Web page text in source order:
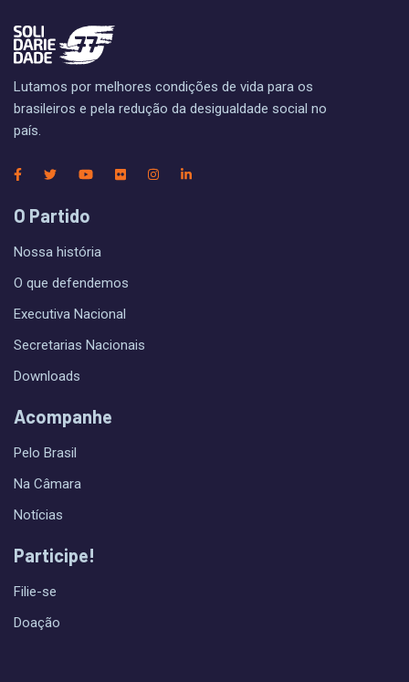
Lutamos por melhores condições de vida para os
brasileiros e pela redução da desigualdade social no
país.
O Partido
Nossa história
O que defendemos
Executiva Nacional
Secretarias Nacionais
Downloads
Acompanhe
Pelo Brasil
Na Câmara
Notícias
Participe!
Filie-se
Doação